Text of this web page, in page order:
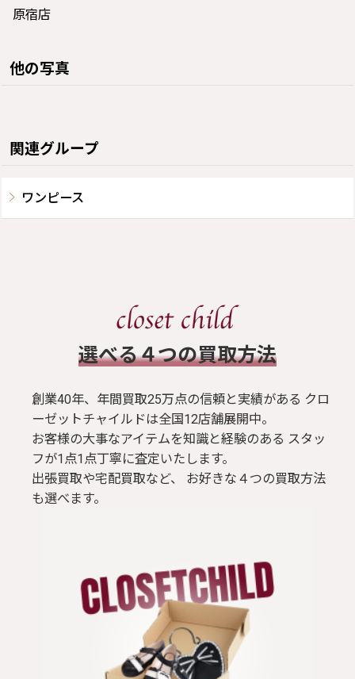
原宿店
他の写真
関連グループ
ワンピース
​選べる４つの買取方法
創業40年、年間買取25万点の信頼と実績がある クロ
ーゼットチャイルドは全国12店舗展開中。
お客様の大事なアイテムを知識と経験のある スタッ
フが1点1点丁寧に査定いたします。
出張買取や宅配買取など、 お好きな４つの買取方法
も選べます。